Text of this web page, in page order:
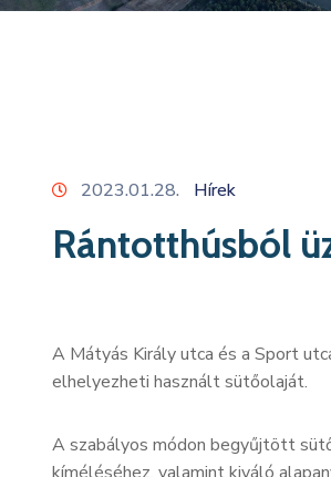
2023.01.28. Hírek
Rántotthúsból
A Mátyás Király utca és a Sport
elhelyezheti használt sütőolaját.
A szabályos módon begyűjtött